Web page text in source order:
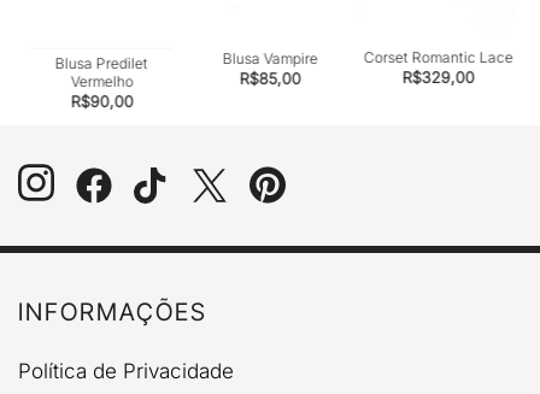
Blusa Predilet
Vermelho
R$90,00
Blusa Vampire
R$85,00
Corset Romantic Lace
R$329,00
INFORMAÇÕES
Política de Privacidade